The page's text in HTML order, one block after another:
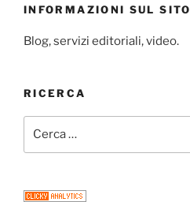
INFORMAZIONI SUL SITO
Blog, servizi editoriali, video.
RICERCA